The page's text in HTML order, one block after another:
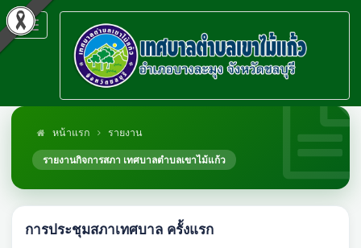
Toggle
navigation
หน้าแรก
รายงาน
รายงานกิจการสภา เทศบาลตำบลเขาไม้แก้ว
การประชุมสภาเทศบาล ครั้งแรก